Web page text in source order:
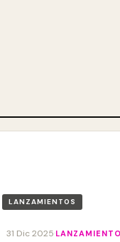
LANZAMIENTOS
31 Dic 2025